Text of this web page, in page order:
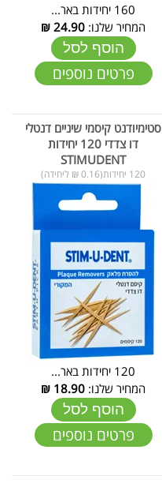
160 יחידות באר...
המחיר שלנו: 24.90
₪
הוסף לסל
פרטים נוספים
סטימיודנט קיסמי שיניים דנטלי
דו צדדי 120 יחידות
STIMUDENT
120 יחידות(0.16 ₪ ליחידה)
120 יחידות באר...
המחיר שלנו: 18.90
₪
הוסף לסל
פרטים נוספים